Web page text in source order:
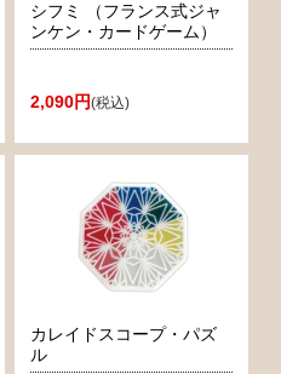
シフミ （フランス式ジャ
ンケン・カードゲーム）
2,090円(税込)
カレイドスコープ・パズ
ル